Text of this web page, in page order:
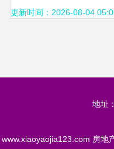
时得房地产
更新时间：2026-08-04
地址
www.xiaoyaojia123.com 房地